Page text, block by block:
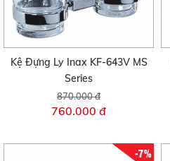
Kệ Đựng Ly Inax KF-643V MS
Series
870.000 đ
760.000 đ
-7%